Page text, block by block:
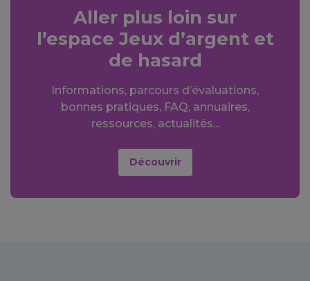
Aller plus loin sur
l’espace Jeux d’argent et
de hasard
Informations, parcours d’évaluations,
bonnes pratiques, FAQ, annuaires,
ressources, actualités...
Découvrir